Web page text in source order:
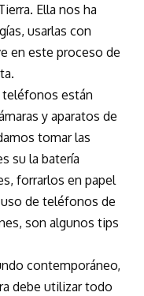
Ella nos ha
usarlas con
en este proceso de
teléfonos están
y aparatos de
tomar las
su la batería
forrarlos en papel
de teléfonos de
son algunos tips
contemporáneo,
debe utilizar todo